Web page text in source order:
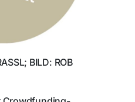
BILD: ROB